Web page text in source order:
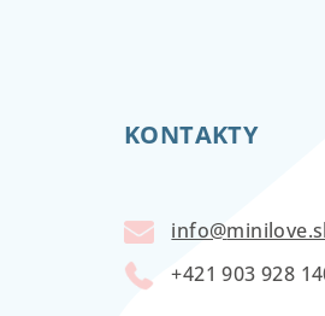
KONTAKTY
info@
+421 903 928